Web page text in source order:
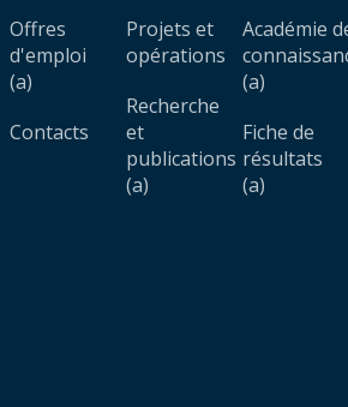
Offres
d'emploi
(a)
Contacts
Projets et
opérations
Recherche
et
publications
(a)
Académie
(a)
Fiche de
résultats
(a)